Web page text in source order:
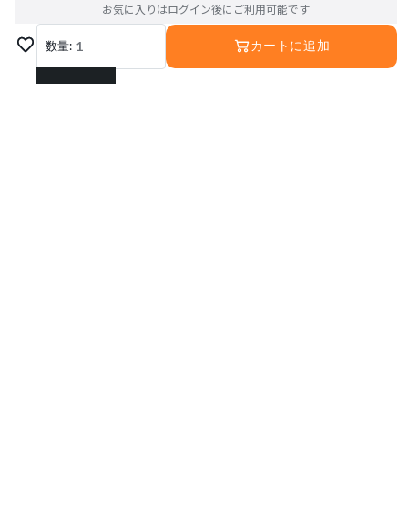
お気に入りはログイン後にご利用可能です
数量: 1
1
カートに追加